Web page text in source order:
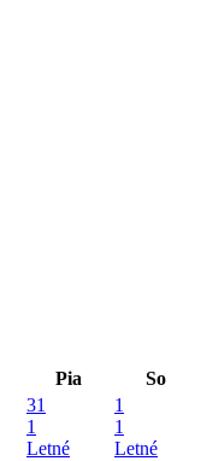
Pia
So
31
1
Letné
1
1
Letné